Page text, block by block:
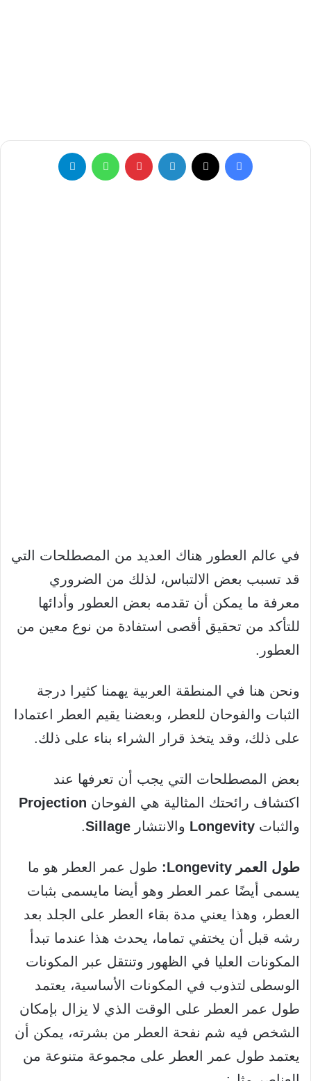
فيسبوك لينكدإن بينتيريست واتساب
في عالم العطور هناك العديد من المصطلحات التي
قد تسبب بعض الالتباس، لذلك من الضروري
معرفة ما يمكن أن تقدمه بعض العطور وأدائها
للتأكد من تحقيق أقصى استفادة من نوع معين من
العطور.
ونحن هنا في المنطقة العربية يهمنا كثيرا درجة
الثبات والفوحان للعطر، وبعضنا يقيم العطر اعتمادا
على ذلك، وقد يتخذ قرار الشراء بناء على ذلك.
بعض المصطلحات التي يجب أن تعرفها عند
اكتشاف رائحتك المثالية هي الفوحان Projection
والثبات Longevity والانتشار Sillage
.
طول العمر Longevity:
طول عمر العطر هو ما
يسمى أيضًا عمر العطر وهو أيضا مايسمى بثبات
العطر، وهذا يعني مدة بقاء العطر على الجلد بعد
رشه قبل أن يختفي تماما، يحدث هذا عندما تبدأ
المكونات العليا في الظهور وتنتقل عبر المكونات
الوسطى لتذوب في المكونات الأساسية، يعتمد
طول عمر العطر على الوقت الذي لا يزال بإمكان
الشخص فيه شم نفحة العطر من بشرته، يمكن أن
يعتمد طول عمر العطر على مجموعة متنوعة من